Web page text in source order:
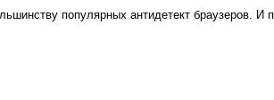
популярных антидетект браузеров.